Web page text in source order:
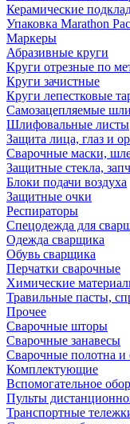
Керамические
Упаковка Marathon Pac
Маркеры
Абразивные круги
Круги отрезные по
Круги зачистные
Круги лепестковые
Самозацепляемые
Шлифовальные листы
Защита лица, глаз и
Сварочные маски,
Защитные стекла,
Блоки подачи воздуха
Защитные очки
Респираторы
Спецодежда для
Одежда сварщика
Обувь сварщика
Перчатки сварочные
Химические
Травильные пасты,
Прочее
Сварочные шторы
Сварочные занавесы
Сварочные полотна и
Комплектующие
Вспомогательное
Пульты
Транспортные